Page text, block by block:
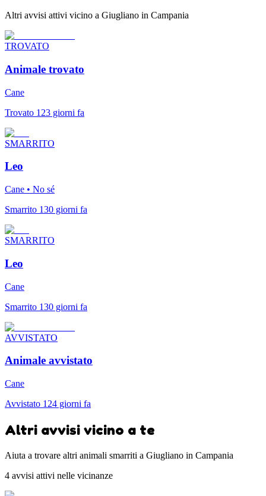
Altri avvisi attivi vicino a Giugliano in Campania
TROVATO
Animale trovato
Cane
Trovato 123 giorni fa
SMARRITO
Leo
Cane • No sé
Smarrito 130 giorni fa
SMARRITO
Leo
Cane
Smarrito 130 giorni fa
AVVISTATO
Animale avvistato
Cane
Avvistato 124 giorni fa
Altri avvisi vicino a te
Aiuta a trovare altri animali smarriti a Giugliano in Campania
4 avvisi attivi nelle vicinanze